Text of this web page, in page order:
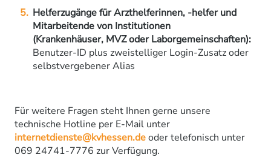
Helferzugänge für Arzthelferinnen, -helfer und
Mitarbeitende von Institutionen
(Krankenhäuser, MVZ oder Laborgemeinschaften):
Benutzer-ID plus zweistelliger Login-Zusatz oder
selbstvergebener Alias
Für weitere Fragen steht Ihnen gerne unsere
technische Hotline per E-Mail unter
internetdienste@kvhessen.deoder telefonisch unter
069 24741-7776 zur Verfügung.